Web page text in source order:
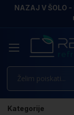
NAZAJ V ŠOLO
Kategorije